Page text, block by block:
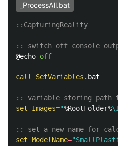
_ProcessAll.bat
::CapturingReality
:: switch off console
@echo off
call SetVariables .bat
:: variable storing path
set
Images="%RootFolder%
:: set a new name for
set ModelName=